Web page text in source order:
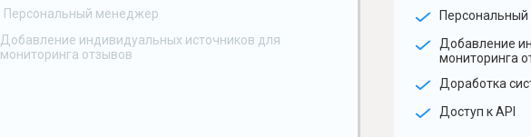
Персональный менеджер
Добавление индивидуальных источников для
мониторинга отзывов
Добавление
мониторинга
Доработка
Доступ к API